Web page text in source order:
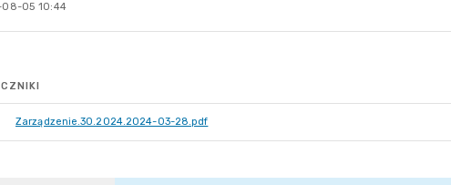
05 10:44
Zarządzenie.30.2024.2024-03-28.pdf